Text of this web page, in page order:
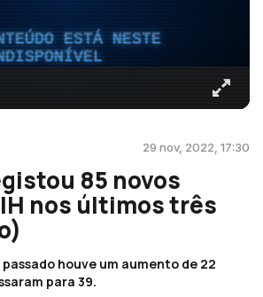
ESTÁ NESTE
29 nov, 2022, 17:30
85 novos
nos últimos três
houve um aumento de 22
para 39.